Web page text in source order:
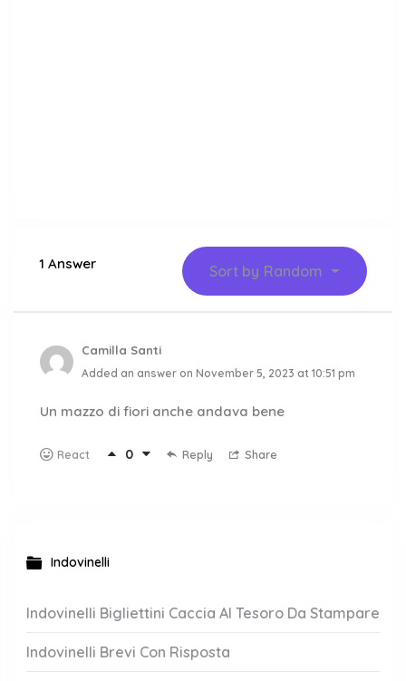
1 Answer Sort by Random
Camilla Santi
Added an answer on November 5, 2023 at 10:51 pm
Un mazzo di fiori anche andava bene
React 0 Reply Share
Indovinelli
Indovinelli Bigliettini Caccia Al Tesoro Da Stampare
Indovinelli Brevi Con Risposta